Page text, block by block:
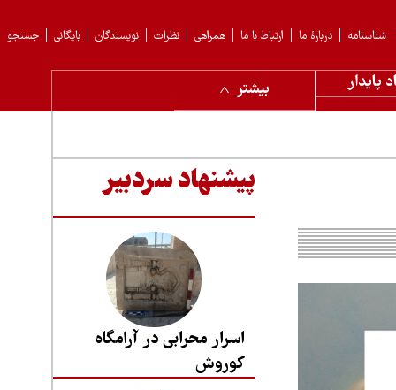
جستجو بایگانی نویسندگان نظرات همراهی ارتباط با ما دربارهٔ ما شناسنامه
پایدار بیشتر
پیشنهاد سردبیر
اسرار محرابی در آرامگاه
کوروش